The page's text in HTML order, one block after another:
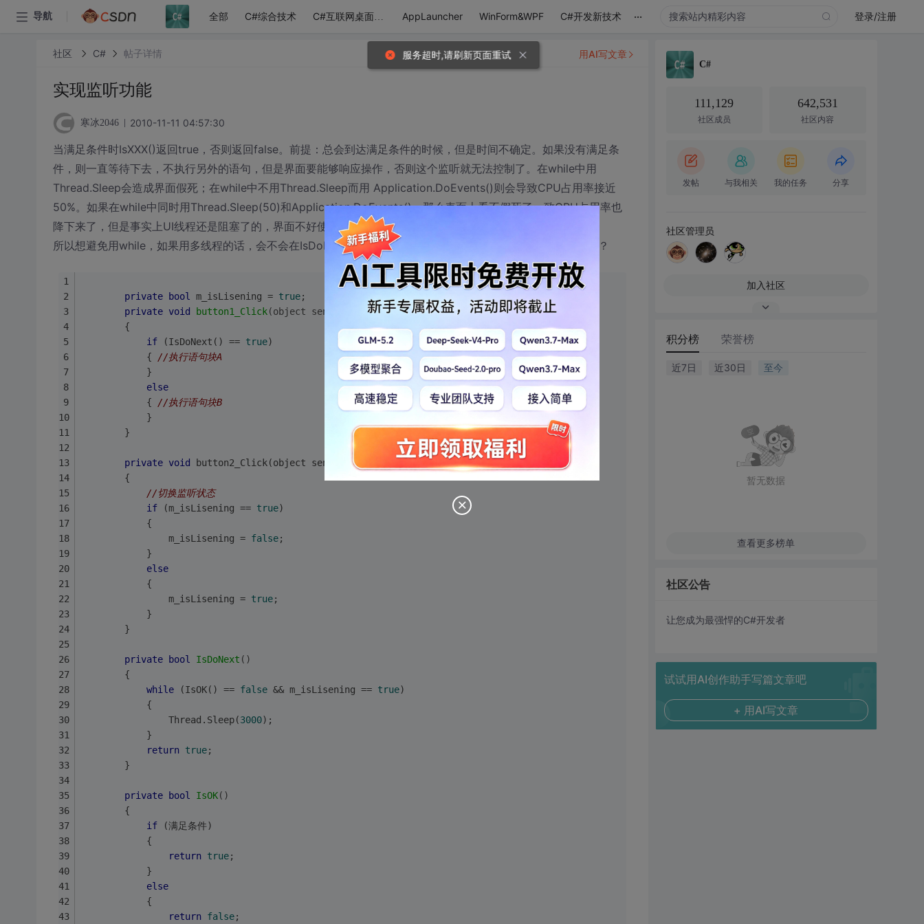
导航 全部 C#综合技术 C#互联网桌面应用 AppLauncher WinForm&WPF C#开发新技术 ... 登录/注册
社区 C# 帖子详情
实现监听功能
寒冰2046 2010-11-11 04:57:30
当满足条件时IsXXX()返回true，否则返回false。前提：总会到达满足条件的时候，但是时间不确定。如果没有满足条
件，则一直等待下去，不执行另外的语句，但是界面要能够响应操作，否则这个监听就无法控制了。在while中用
Thread.Sleep会造成界面假死；在while中不用Thread.Sleep而用 Application.DoEvents()则会导致CPU占用率接近
50%。如果在while中同时用Thread.Sleep(50)和Application.DoEvents()，那么表面上看不假死了，致CPU占用率也
降下来了，但是事实上UI线程还是阻塞了的，界面不好使，有时点按钮没反应。
所以想避免用while，如果用多线程的话，会不会在IsDoNext()还没返回的情况下，主线程就执行接下来的操作了？
private bool m_isLisening = true;
private void button1_Click(object sender, EventArgs e)
        {
if (IsDoNext() == true)
            {
//执行语句块A
            }
else
            {
//执行语句块B
            }
        }
private void button2_Click(object sender, EventArgs e)
        {
//切换监听状态
if (m_isLisening == true)
            {
                m_isLisening =
false;
            }
else
            {
                m_isLisening =
true;
            }
        }
private bool IsDoNext ()
        {
while (IsOK() == false && m_isLisening == true)
            {
                Thread.Sleep(
3000);
            }
return true;
        }
private bool IsOK()
        {
if (满足条件)
            {
return true;
            }
else
            {
return false;
用AI写文章
C#
111,129
社区成员
642,531
社区内容
发帖 与我相关 我的任务 分享
社区管理员
加入社区
积分榜 荣誉榜
近7日 近30日 至今
暂无数据
查看更多榜单
社区公告
让您成为最强悍的C#开发者
试试用AI创作助手写篇文章吧
+ 用AI写文章
服务超时,请刷新页面重试